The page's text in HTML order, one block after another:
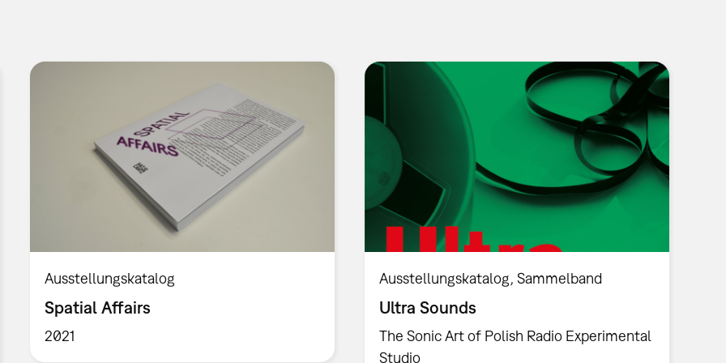
Ausstellungskatalog
Spatial Affairs
2021
Ausstellungskatalog Sammelband
Ultra Sounds
The Sonic Art of Polish Radio Experimental
Studio